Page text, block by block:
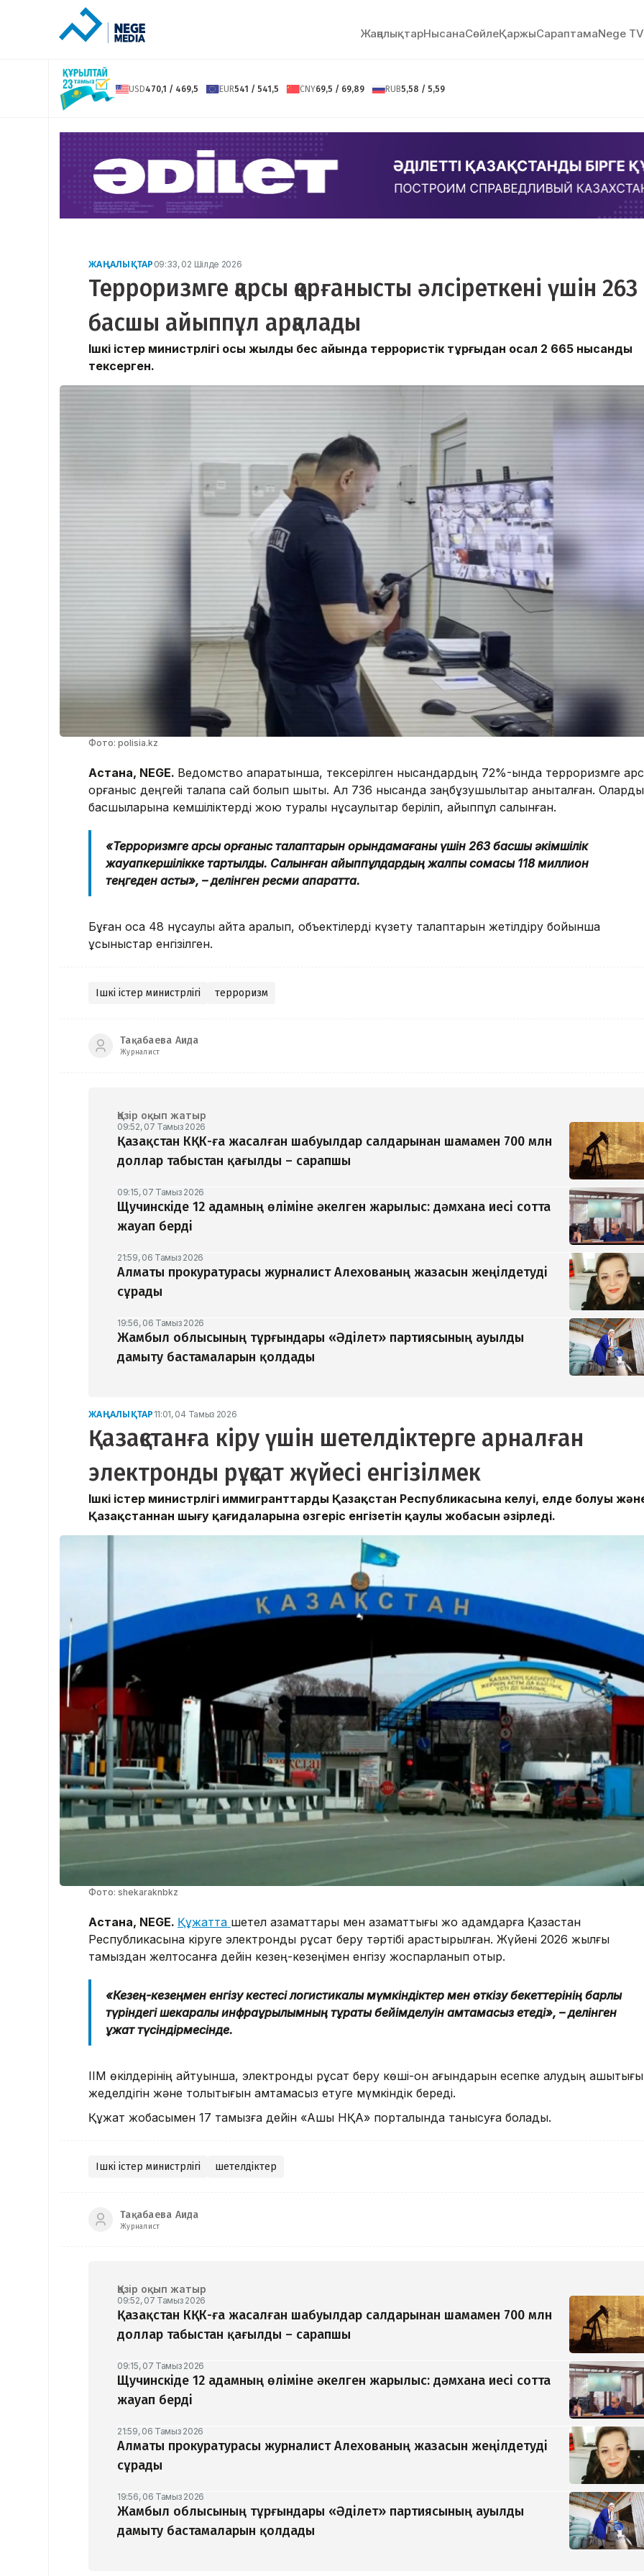
ЖаңалықтарНысанаСөйлeҚаржыСараптамаNege TV
USD470,1 / 469,5 EUR541 / 541,5 CNY69,5 / 69,89 RUB5,58 / 5,59
ЖАҢАЛЫҚТАР 09:33, 02 Шілде 2026
Терроризмге қарсы қорғанысты әлсіреткені үшін 263
басшы айыппұл арқалады
Ішкі істер министрлігі осы жылдың бес айында террористік тұрғыдан осал 2 665 нысанды
тексерген.
Фото: polisia.kz
Астана, NEGE. Ведомство ақпаратынша, тексерілген нысандардың 72%-ында терроризмге
қорғаныс деңгейі талапқа сай болып шықты. Ал 736 нысанда заңбұзушылықтар анықталған.
басшыларына кемшіліктерді жою туралы нұсқаулықтар беріліп, айыппұл салынған.
«Терроризмге қарсы қорғаныс талаптарын орындамағаны үшін 263 басшы әкімшілік
жауапкершілікке тартылды. Салынған айыппұлдардың жалпы сомасы 118 миллион
теңгеден асты», – делінген ресми ақпаратта.
Бұған қоса 48 нұсқаулық қайта қаралып, объектілерді күзету талаптарын жетілдіру бойынша
ұсыныстар енгізілген.
Ішкі істер министрлігі терроризм
Тақабаева Аида
Журналист
Қазір оқып жатыр
09:52, 07 Тамыз 2026
Қазақстан КҚК-ға жасалған шабуылдар салдарынан шамамен 700 млн
доллар табыстан қағылды – сарапшы
09:15, 07 Тамыз 2026
Щучинскіде 12 адамның өліміне әкелген жарылыс: дәмхана иесі сотта
жауап берді
21:59, 06 Тамыз 2026
Алматы прокуратурасы журналист Алехованың жазасын жеңілдетуді
сұрады
19:56, 06 Тамыз 2026
Жамбыл облысының тұрғындары «Әділет» партиясының ауылды
дамыту бастамаларын қолдады
ЖАҢАЛЫҚТАР 11:01, 04 Тамыз 2026
Қазақстанға кіру үшін шетелдіктерге арналған
электронды рұқсат жүйесі енгізілмек
Ішкі істер министрлігі иммигранттардың Қазақстан Республикасына келуі, елде болуы
Қазақстаннан шығу қағидаларына өзгеріс енгізетін қаулы жобасын әзірледі.
Фото: shekaraknbkz
Астана, NEGE. Құжатта шетел азаматтары мен азаматтығы жоқ адамдарға Қазақстан
Республикасына кіруге электронды рұқсат беру тәртібі қарастырылған. Жүйені 2026 жылғы
тамыздан желтоқсанға дейін кезең-кезеңімен енгізу жоспарланып отыр.
«Кезең-кезеңмен енгізу кестесі логистикалық мүмкіндіктер мен өткізу бекеттерінің барлық
түріндегі шекаралық инфрақұрылымның тұрақты бейімделуін қамтамасыз етеді», – делінген
құжат түсіндірмесінде.
ІІМ өкілдерінің айтуынша, электронды рұқсат беру көші-қон ағындарын есепке алудың
жеделдігін және толықтығын қамтамасыз етуге мүмкіндік береді.
Құжат жобасымен 17 тамызға дейін «Ашық НҚА» порталында танысуға болады.
Ішкі істер министрлігі шетелдіктер
Тақабаева Аида
Журналист
Қазір оқып жатыр
09:52, 07 Тамыз 2026
Қазақстан КҚК-ға жасалған шабуылдар салдарынан шамамен 700 млн
доллар табыстан қағылды – сарапшы
09:15, 07 Тамыз 2026
Щучинскіде 12 адамның өліміне әкелген жарылыс: дәмхана иесі сотта
жауап берді
21:59, 06 Тамыз 2026
Алматы прокуратурасы журналист Алехованың жазасын жеңілдетуді
сұрады
19:56, 06 Тамыз 2026
Жамбыл облысының тұрғындары «Әділет» партиясының ауылды
дамыту бастамаларын қолдады